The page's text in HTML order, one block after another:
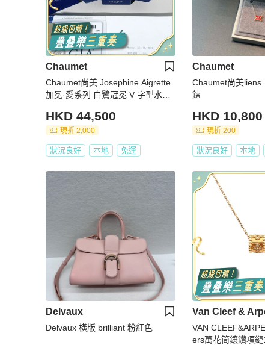
Chaumet
Chaumet尚美 Josephine Aigrette
加冕·愛系列 白鷺冠冕 V 字型水滴
HKD 44,500
現折 2,000
狀況良好 本地 免運
Chaumet
Chaumet尚美liens
鍊
HKD 10,800
現折 200
狀況良好 本地
Delvaux
Delvaux 橫版 brilliant 粉紅色
Van Cleef &
VAN
ers萬花筒鑲鑽項